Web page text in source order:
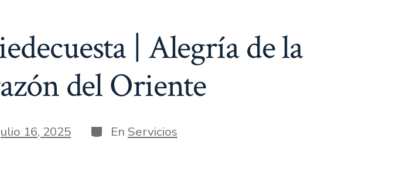
| Alegría de la
del Oriente
16, 2025 Categorías
En Servicios